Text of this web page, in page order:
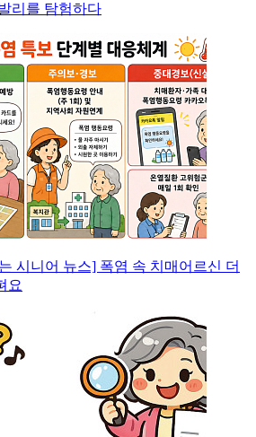
리를 탐험하다
시니어 뉴스] 폭염 속 치매어르신 더
요